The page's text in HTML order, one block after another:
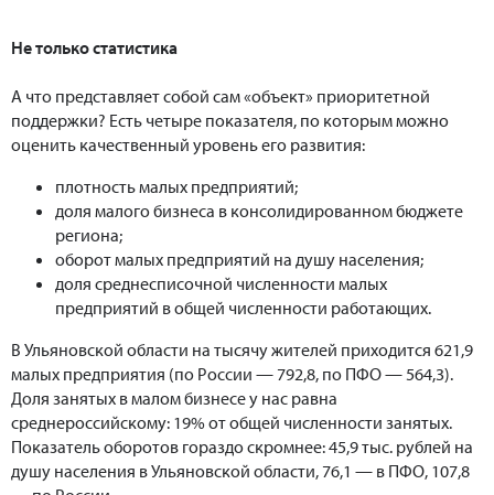
Не только статистика
А что представляет собой сам «объект» приоритетной
поддержки? Есть четыре показателя, по которым можно
оценить качественный уровень его развития:
плотность малых предприятий;
доля малого бизнеса в консолидированном бюджете
региона;
оборот малых предприятий на душу населения;
доля среднесписочной численности малых
предприятий в общей численности работающих.
В Ульяновской области на тысячу жителей приходится 621,9
малых предприятия (по России — 792,8, по ПФО — 564,3).
Доля занятых в малом бизнесе у нас равна
среднероссийскому: 19% от общей численности занятых.
Показатель оборотов гораздо скромнее: 45,9 тыс. рублей на
душу населения в Ульяновской области, 76,1 — в ПФО, 107,8